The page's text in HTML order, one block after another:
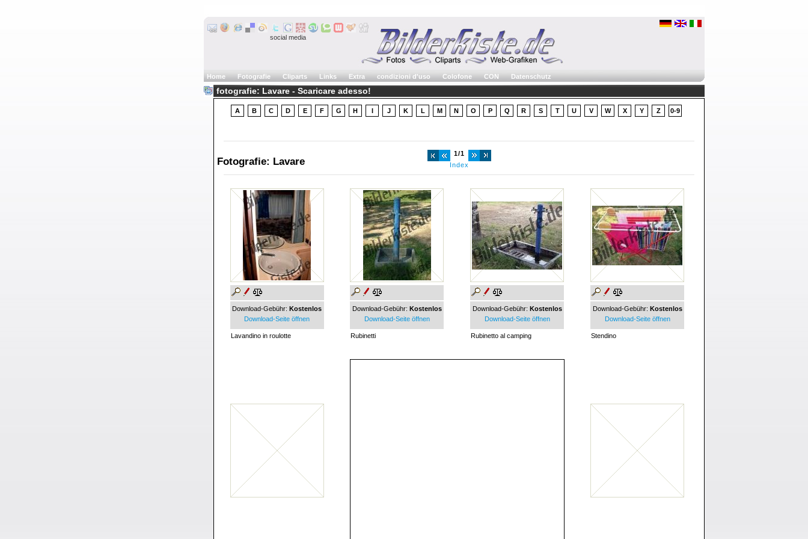
social media
Home Fotografie Cliparts Links Extra condizioni d'uso Colofone CON Datenschutz
fotografie: Lavare - Scaricare adesso!
A B C D E F G H I J K L M N O P Q R S T U V W X Y Z 0-9
Fotografie: Lavare
1/1
Index
Download-Gebühr: Kostenlos
Download-Seite öffnen
Lavandino in roulotte
Download-Gebühr: Kostenlos
Download-Seite öffnen
Rubinetti
Download-Gebühr: Kostenlos
Download-Seite öffnen
Rubinetto al camping
Download-Gebühr: Kostenlos
Download-Seite öffnen
Stendino